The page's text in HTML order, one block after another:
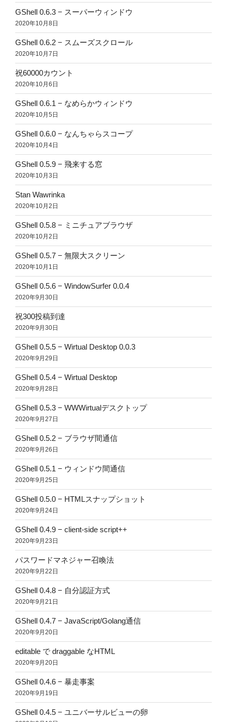
GShell 0.6.3 − スーパーウィンドウ
2020年10月8日
GShell 0.6.2 − スムーズスクロール
2020年10月7日
祝60000カウント
2020年10月6日
GShell 0.6.1 − なめらかウィンドウ
2020年10月5日
GShell 0.6.0 − なんちゃらスコープ
2020年10月4日
GShell 0.5.9 − 飛来する窓
2020年10月3日
Stan Wawrinka
2020年10月2日
GShell 0.5.8 − ミニチュアブラウザ
2020年10月2日
GShell 0.5.7 − 無限大スクリーン
2020年10月1日
GShell 0.5.6 − WindowSurfer 0.0.4
2020年9月30日
祝300投稿到達
2020年9月30日
GShell 0.5.5 − Wirtual Desktop 0.0.3
2020年9月29日
GShell 0.5.4 − Wirtual Desktop
2020年9月28日
GShell 0.5.3 − WWWirtualデスクトップ
2020年9月27日
GShell 0.5.2 − ブラウザ間通信
2020年9月26日
GShell 0.5.1 − ウィンドウ間通信
2020年9月25日
GShell 0.5.0 − HTMLスナップショット
2020年9月24日
GShell 0.4.9 − client-side script++
2020年9月23日
パスワードマネジャー召喚法
2020年9月22日
GShell 0.4.8 − 自分認証方式
2020年9月21日
GShell 0.4.7 − JavaScript/Golang通信
2020年9月20日
editable で draggable なHTML
2020年9月20日
GShell 0.4.6 − 暴走事案
2020年9月19日
GShell 0.4.5 − ユニバーサルビューの卵